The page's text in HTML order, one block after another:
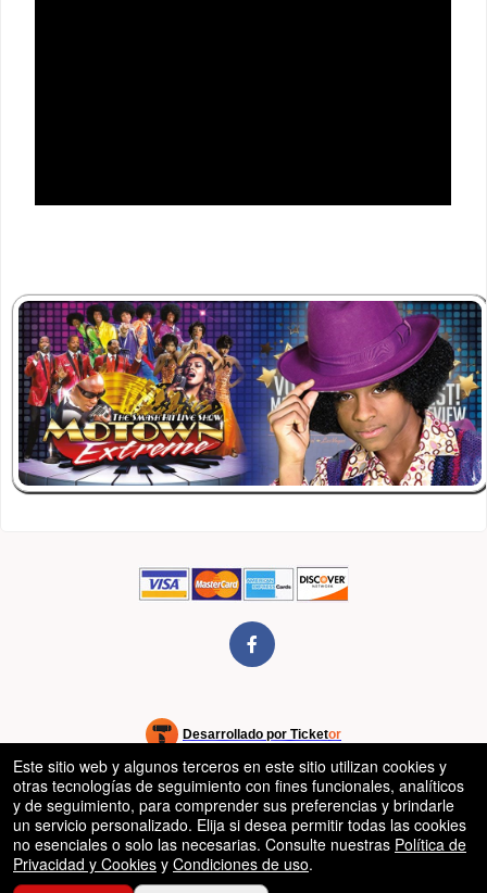
Desarrollado por Ticketor
Sistema de venta de entradas y taquilla de Ticketor
Software de venta de entradas y taquilla para recintos, teatros y
estadios
© Todos los Derechos Reservados.
50.28.84.148
Condiciones de uso
Este sitio web y algunos terceros en este sitio utilizan cookies y
otras tecnologías de seguimiento con fines funcionales, analíticos
y de seguimiento, para comprender sus preferencias y brindarle
un servicio personalizado. Elija si desea permitir todas las cookies
no esenciales o solo las necesarias. Consulte nuestras Política de
Privacidad y Cookies y Condiciones de uso.